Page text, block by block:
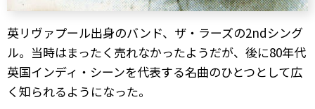
英リヴァプール出身のバンド、ザ・ラーズの2ndシング
ル。当時はまったく売れなかったようだが、後に80年代
英国インディ・シーンを代表する名曲のひとつとして広
く知られるようになった。